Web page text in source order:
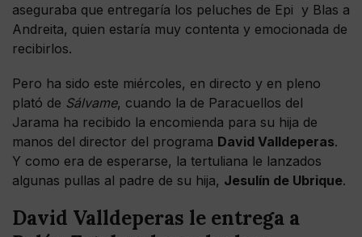
aseguraba que entregaría los peluches de Epi y Blas a
Andreita, quien estaría muy contenta y emocionada de
recibirlos.
Pero ha sido este miércoles, en directo y en pleno
plató de Sálvame, cuando la de Paracuellos del
Jarama ha recibido la encomienda para su hija de
manos del director del programa David Valldeperas.
Y como era de esperarse, la tertuliana le lanzados
algunas pullas al padre de su hija, Jesulín de Ubrique.
David Valldeperas le entrega a